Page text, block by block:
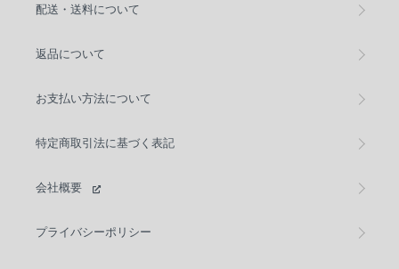
配送・送料について
返品について
お支払い方法について
特定商取引法に基づく表記
会社概要
プライバシーポリシー